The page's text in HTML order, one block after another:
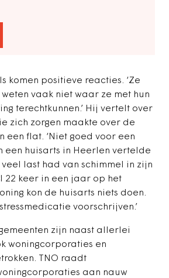
komen positieve reacties. ‘Ze
vaak niet waar ze met hun
terechtkunnen.’ Hij vertelt over
zich zorgen maakte over de
een flat. ‘Niet goed voor een
een huisarts in Heerlen vertelde
last had van schimmel in zijn
22 keer in een jaar op het
kon de huisarts niets doen.
voorschrijven.’
zijn naast allerlei
woningcorporaties en
TNO raadt
aan nauw